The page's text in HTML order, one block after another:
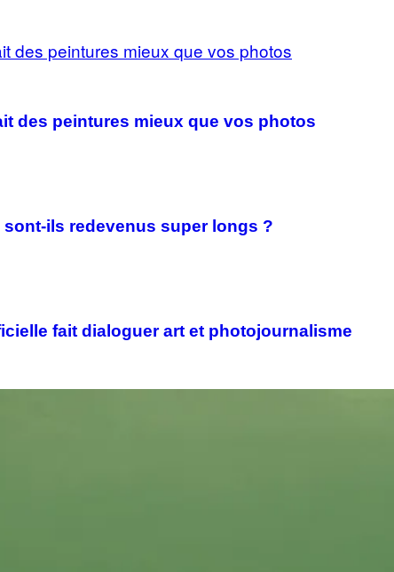
des peintures mieux que vos photos
ils redevenus super longs ?
fait dialoguer art et photojournalisme